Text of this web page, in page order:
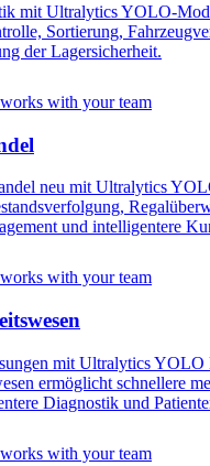
mit Ultralytics YOLO-
Sortierung,
der Lagersicherheit.
neu mit Ultralytics
und intelligentere
mit Ultralytics
ermöglicht schnellere
Diagnostik und